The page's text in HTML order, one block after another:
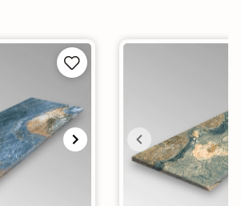

